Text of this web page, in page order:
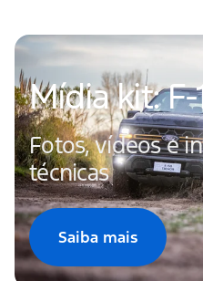
Mídia kit: F-
Fotos, vídeos e
técnicas
Saiba mais